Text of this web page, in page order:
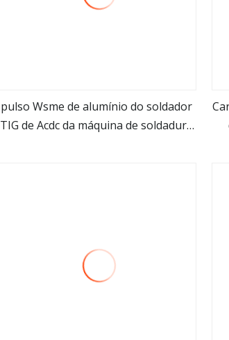
Veja mais
pulso Wsme de alumínio do soldador
TIG de Acdc da máquina de soldadura